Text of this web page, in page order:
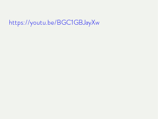
https://youtu.be/BGC1GBJayXw